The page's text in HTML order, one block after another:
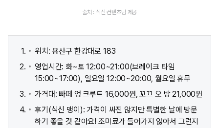
출처 : 식신 컨텐츠팀 제공
위치: 용산구 한강대로 183
영업시간: 화~토 12:00~21:00(브레이크 타임
15:00~17:00), 일요일 12:00~20:00, 월요일 휴무
가격대: 빠떼 엉 크루트 16,000원, 꼬끄 오 방 21,000원
후기(식신 맹이): 가격이 싸진 않지만 특별한 날에 방문
하기 좋을 것 같아요! 조미료가 들어가지 않아서 그런지